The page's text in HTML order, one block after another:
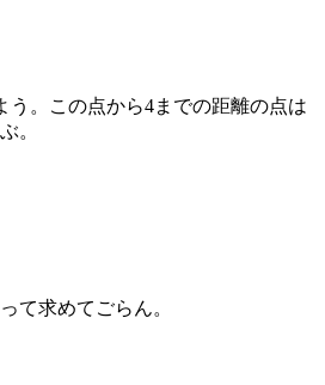
う。この点から4までの距離の点は
。
て求めてごらん。